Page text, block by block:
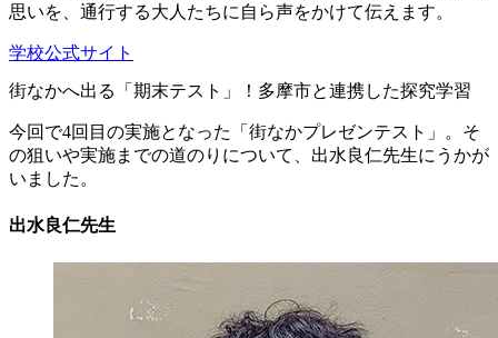
思いを、通行する大人たちに自ら声をかけて伝えます。
学校公式サイト
街なかへ出る「期末テスト」！多摩市と連携した探究学習
今回で4回目の実施となった「街なかプレゼンテスト」。そ
の狙いや実施までの道のりについて、出水良仁先生にうかが
いました。
出水良仁先生